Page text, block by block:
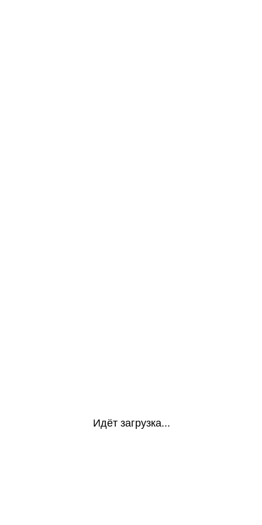
Идёт загрузка...